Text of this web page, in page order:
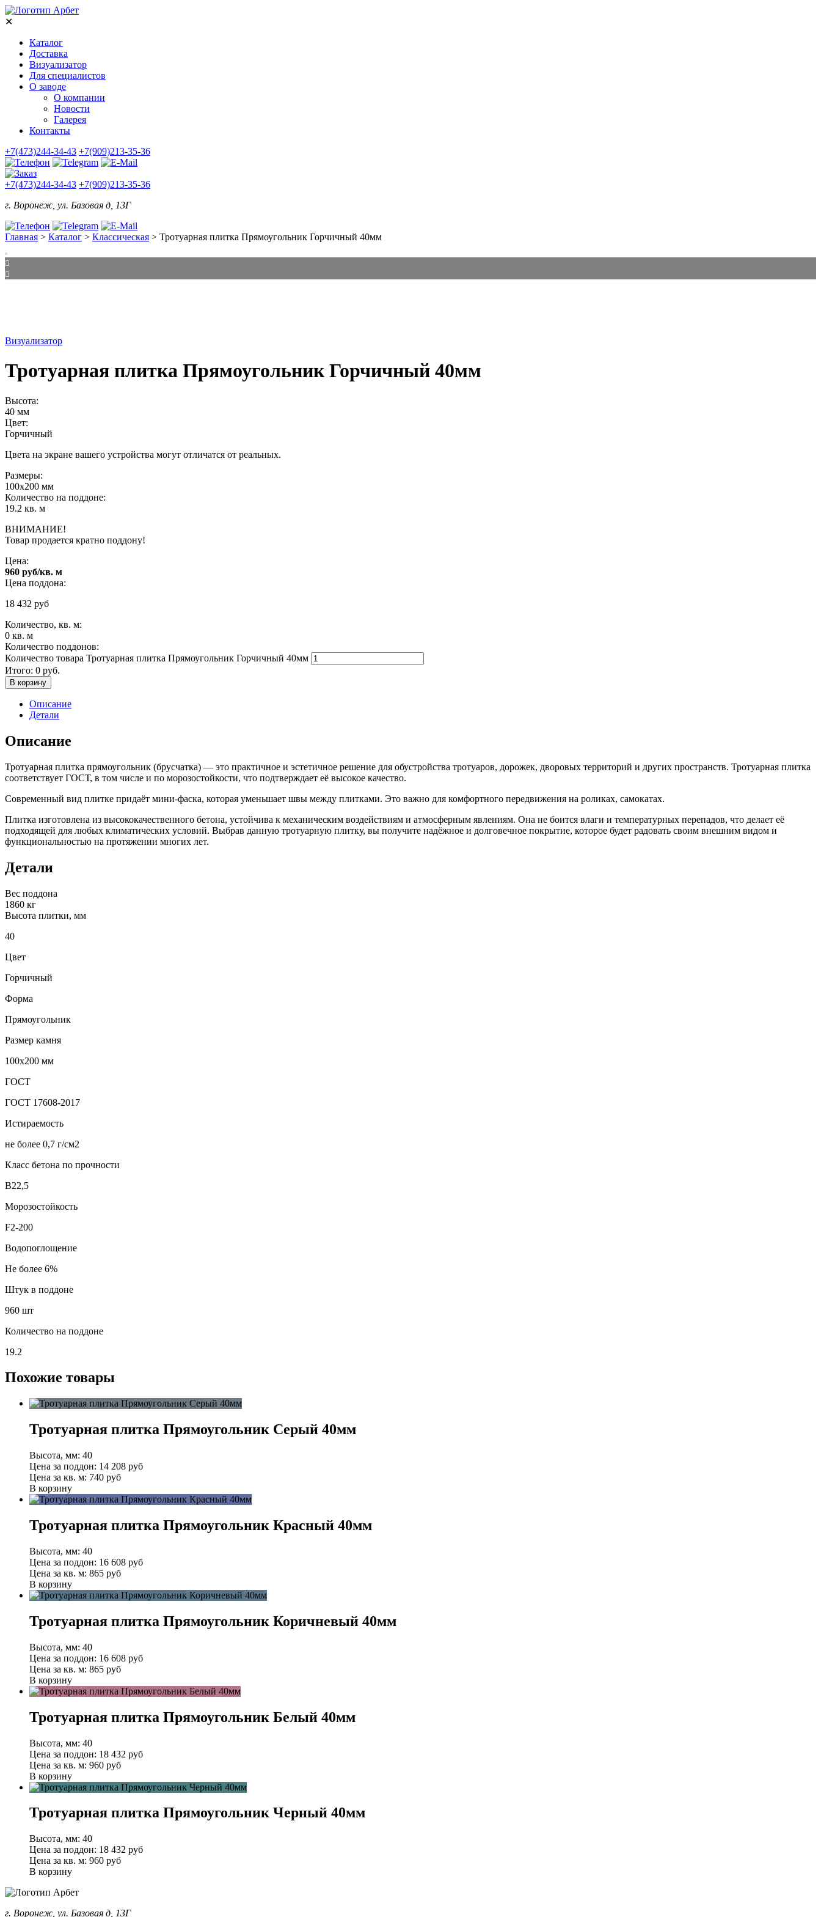
✕
Каталог
Доставка
Визуализатор
Для специалистов
О заводе
О компании
Новости
Галерея
Контакты
+7(473)244-34-43 +7(909)213-35-36
+7(473)244-34-43 +7(909)213-35-36
г. Воронеж, ул. Базовая д, 13Г
Главная > Каталог > Классическая > Тротуарная плитка Прямоугольник Горчичный 40мм
Визуализатор
Тротуарная плитка Прямоугольник Горчичный 40мм
Высота:
40 мм
Цвет:
Горчичный
Цвета на экране вашего устройства могут отличатся от реальных.
Размеры:
100х200 мм
Количество на поддоне:
19.2 кв. м
ВНИМАНИЕ!
Товар продается кратно поддону!
Цена:
960 руб/кв. м
Цена поддона:
18 432 руб
Количество, кв. м:
0 кв. м
Количество поддонов:
Количество товара Тротуарная плитка Прямоугольник Горчичный 40мм
Итого: 0 руб.
В корзину
Описание
Детали
Описание
Тротуарная плитка прямоугольник (брусчатка) — это практичное и эстетичное решение для обустройства тротуаров, дорожек, дворовых территорий и других пространств. Тротуарная плитка
соответствует ГОСТ, в том числе и по морозостойкости, что подтверждает её высокое качество.
Современный вид плитке придаёт мини-фаска, которая уменьшает швы между плитками. Это важно для комфортного передвижения на роликах, самокатах.
Плитка изготовлена из высококачественного бетона, устойчива к механическим воздействиям и атмосферным явлениям. Она не боится влаги и температурных перепадов, что делает её
подходящей для любых климатических условий. Выбрав данную тротуарную плитку, вы получите надёжное и долговечное покрытие, которое будет радовать своим внешним видом и
функциональностью на протяжении многих лет.
Детали
Вес поддона
1860 кг
Высота плитки, мм
40
Цвет
Горчичный
Форма
Прямоугольник
Размер камня
100х200 мм
ГОСТ
ГОСТ 17608-2017
Истираемость
не более 0,7 г/см2
Класс бетона по прочности
В22,5
Морозостойкость
F2-200
Водопоглощение
Не более 6%
Штук в поддоне
960 шт
Количество на поддоне
19.2
Похожие товары
Тротуарная плитка Прямоугольник Серый 40мм
Высота, мм: 40
Цена за поддон: 14 208 руб
Цена за кв. м: 740 руб
В корзину
Тротуарная плитка Прямоугольник Красный 40мм
Высота, мм: 40
Цена за поддон: 16 608 руб
Цена за кв. м: 865 руб
В корзину
Тротуарная плитка Прямоугольник Коричневый 40мм
Высота, мм: 40
Цена за поддон: 16 608 руб
Цена за кв. м: 865 руб
В корзину
Тротуарная плитка Прямоугольник Белый 40мм
Высота, мм: 40
Цена за поддон: 18 432 руб
Цена за кв. м: 960 руб
В корзину
Тротуарная плитка Прямоугольник Черный 40мм
Высота, мм: 40
Цена за поддон: 18 432 руб
Цена за кв. м: 960 руб
В корзину
г. Воронеж, ул. Базовая д, 13Г